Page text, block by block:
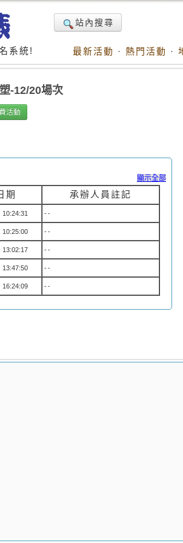
系統!
站內搜尋
最新活動 · 熱門活動 ·
-12/20場次
活動
顯示全部
期
承辦人員註記
--
--
--
--
--